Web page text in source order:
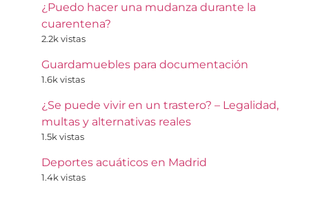
¿Puedo hacer una mudanza durante la
cuarentena?
2.2k vistas
Guardamuebles para documentación
1.6k vistas
¿Se puede vivir en un trastero? – Legalidad,
multas y alternativas reales
1.5k vistas
Deportes acuáticos en Madrid
1.4k vistas